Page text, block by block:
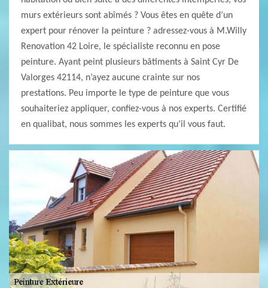
murs extérieurs sont abîmés ? Vous êtes en quête d’un
expert pour rénover la peinture ? adressez-vous à M.Willy
Renovation 42 Loire, le spécialiste reconnu en pose
peinture. Ayant peint plusieurs bâtiments à Saint Cyr De
Valorges 42114, n’ayez aucune crainte sur nos
prestations. Peu importe le type de peinture que vous
souhaiteriez appliquer, confiez-vous à nos experts. Certifié
en qualibat, nous sommes les experts qu’il vous faut.